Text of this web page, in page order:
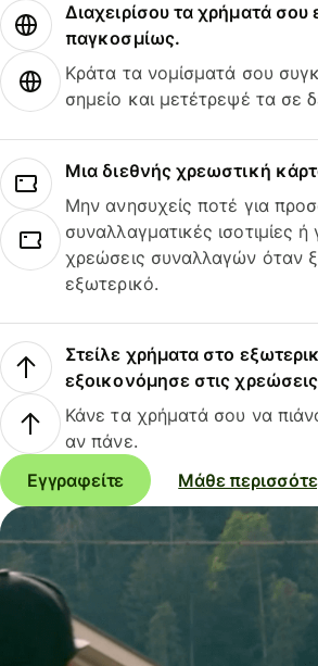
Διαχειρίσου τα χρήματά σου
παγκοσμίως.
Κράτα τα νομίσματά σου
σημείο και μετέτρεψέ τα σε
Μια διεθνής χρεωστική
Μην ανησυχείς ποτέ για
συναλλαγματικές ισοτιμίες ή
χρεώσεις συναλλαγών όταν
εξωτερικό.
Στείλε χρήματα στο
εξοικονόμησε στις χρεώσεις
Κάνε τα χρήματά σου να
αν πάνε.
Εγγραφείτε
Μάθε